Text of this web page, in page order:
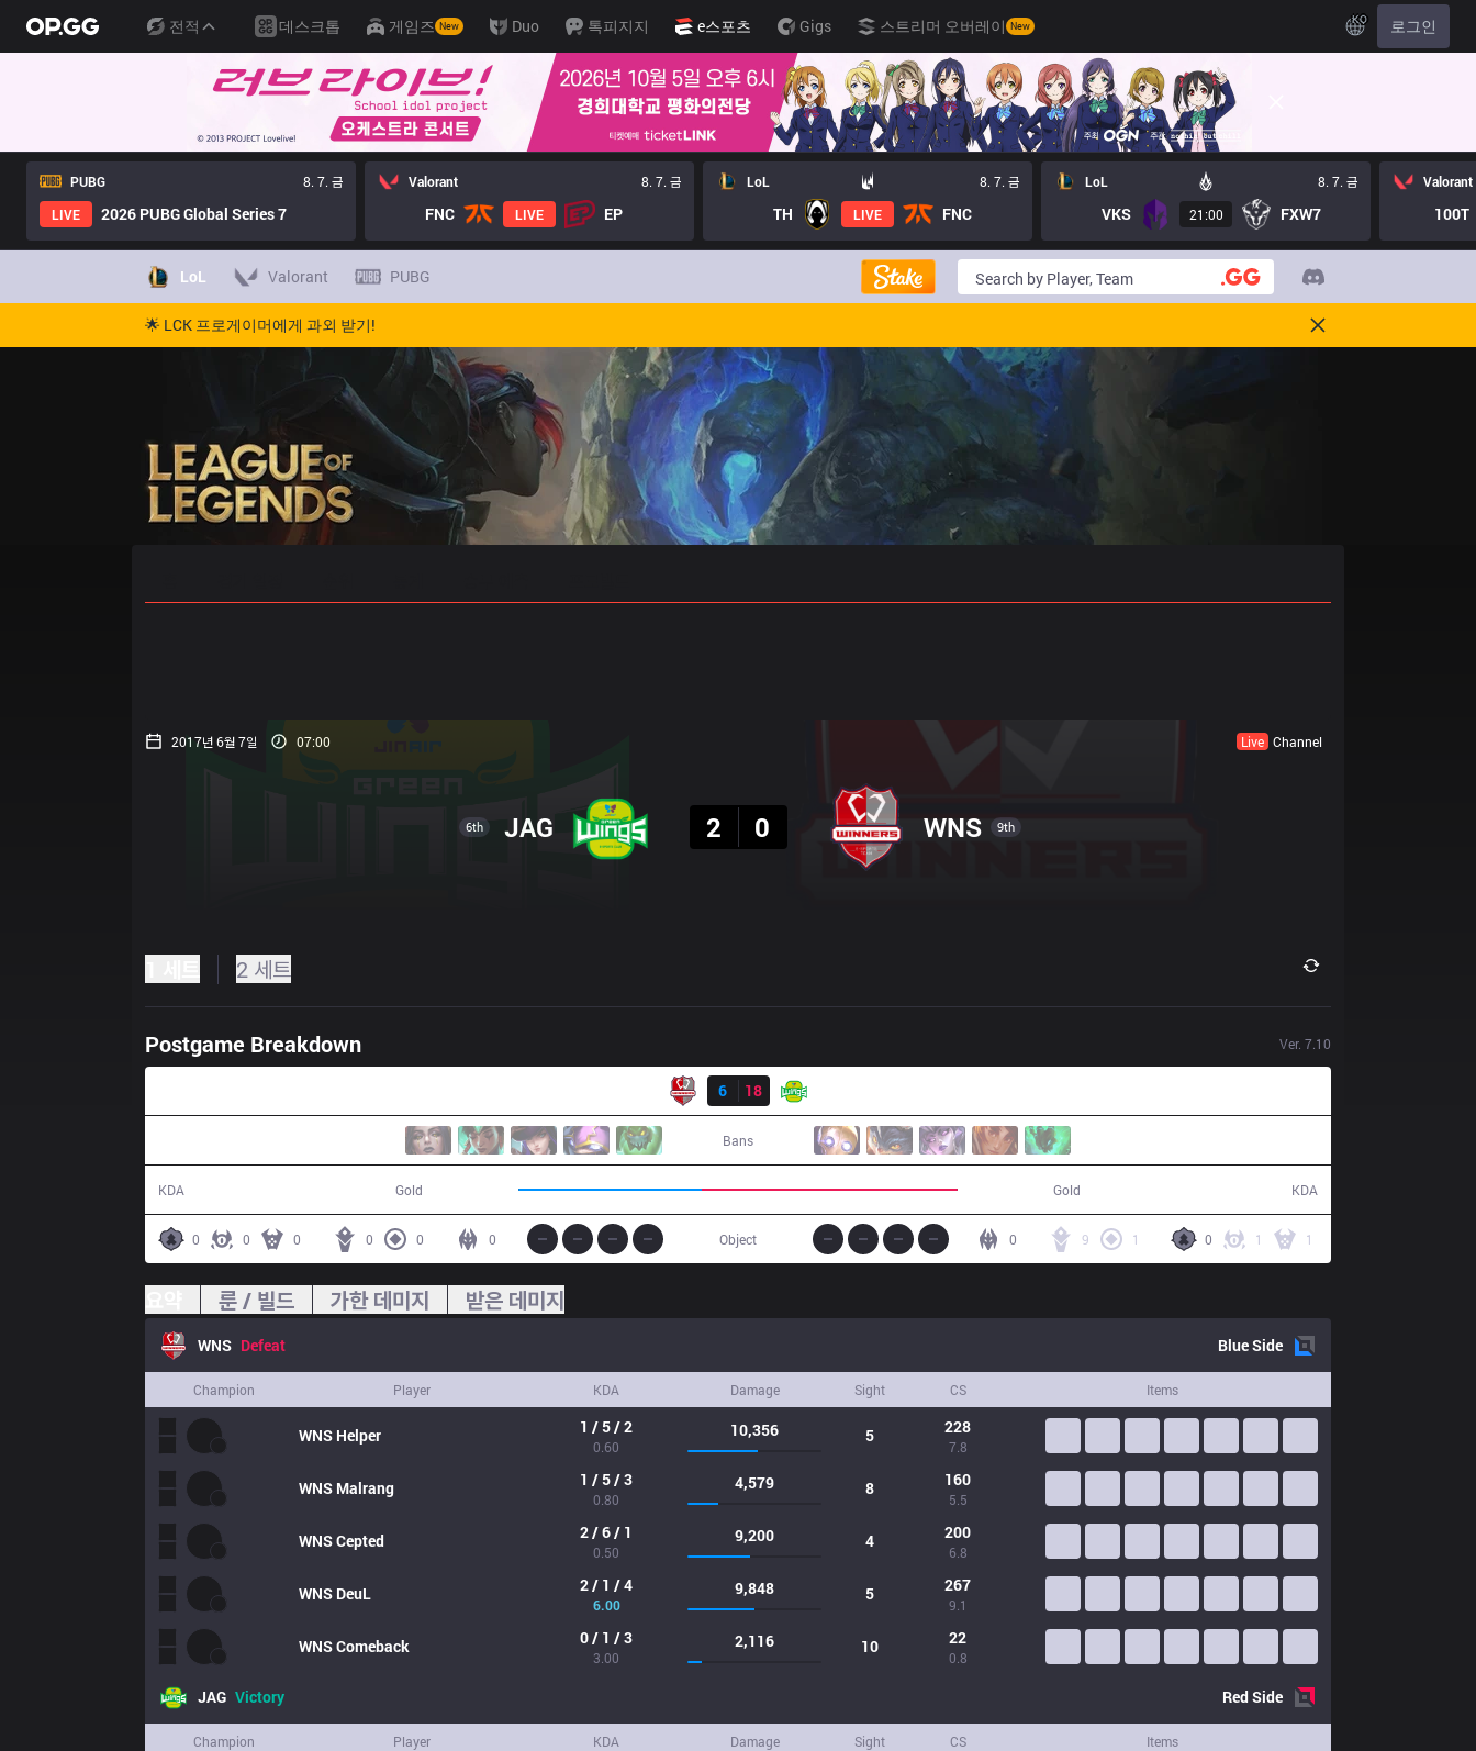
전적 데스크톱 게임즈 New Duo 톡피지지 e스포츠 Gigs 스트리머 오버레이 New KO 로그인
PUBG
8. 7. 금
LIVE
2026 PUBG Global Series 7
Valorant 8. 7. 금
FNC LIVE EP
LoL 8. 7. 금
TH LIVE FNC
LoL 8. 7. 금
VKS 21:00 FXW7
Valorant
100T
LoL Valorant PUBG
🌟 LCK 프로게이머에게 과외 받기!
2017년 6월 7일 07:00 Live Channel
6th JAG
2
0 WNS 9th
2 세트
Postgame Breakdown Ver. 7.10
6
18
Bans
KDA Gold Gold KDA
0 0 0 0 0 0 0 1 1
9 1
0
Object
룬 / 빌드 가한 데미지 받은 데미지
WNS Defeat BlueSide
Champion Player KDA Damage Sight CS Items
WNS Helper 1 / 5 / 2
0.60
10,356 5 228
7.8
WNS Malrang 1 / 5 / 3
0.80
4,579 8 160
5.5
WNSCepted 2 / 6 / 1
0.50
9,200 4 200
6.8
WNS DeuL 2 / 1 / 4
6.00
9,848 5 267
9.1
WNSComeback 0 / 1 / 3
3.00
2,116 10 22
0.8
JAG Victory RedSide
Champion Player KDA Damage Sight CS Items